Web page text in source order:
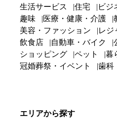
生活サービス 住宅 ビジ
趣味
医療・健康・介護
美容・ファッション
レジ
飲食店
自動車・バイク
ショッピング
ペット
暮
冠婚葬祭・イベント
歯科
エリアから探す